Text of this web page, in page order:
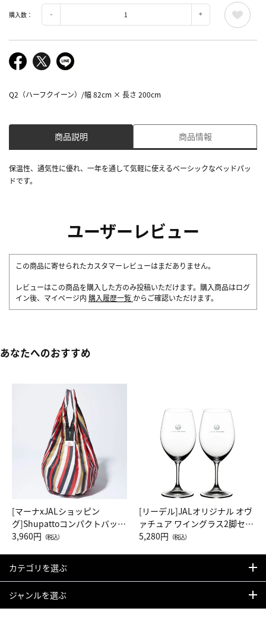
購入数：
Q2（ハーフクイーン）/幅 82cm × 長さ 200cm
商品説明 商品情報
保温性、通気性に優れ、一年を通して気軽に使えるベーシックなベッドパッ
ドです。
ユーザーレビュー
この商品に寄せられたカスタマーレビューはまだありません。
レビューはこの商品を購入した方のみ投稿いただけます。購入商品はログ
イン後、マイページ内 購入履歴一覧 からご確認いただけます。
あなたへのおすすめ
[マーナxJALショッピン
グ]Shupattoコンパクトバッグ
Drop JAL客室乗務員（LC）ス
3,960円 （税込）
[リーデル]JALオリジナル オヴ
ァチュア ワイングラス2脚セッ
ト（レッドワイン）
5,280円 （税込）
カテゴリを選ぶ
ジャンルを選ぶ